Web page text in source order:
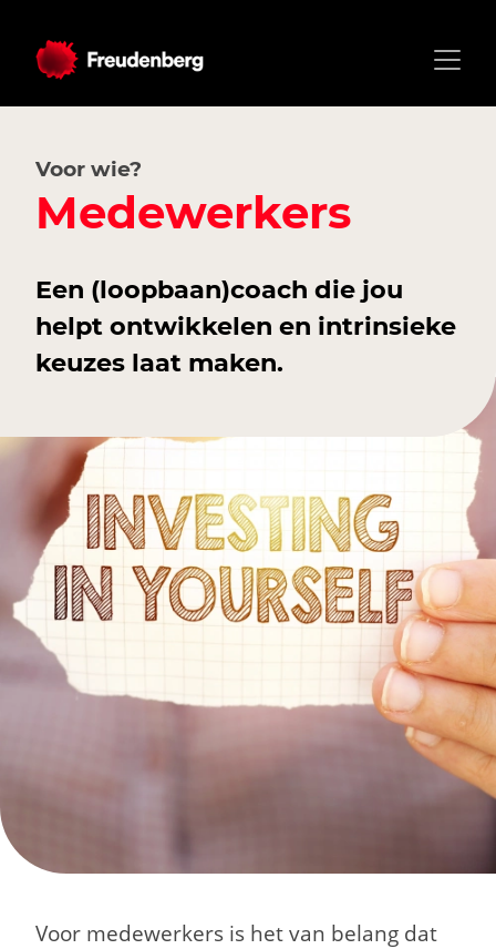
Voor wie?
Medewerkers
Een (loopbaan)coach die jou
helpt ontwikkelen en intrinsieke
keuzes laat maken.
Voor medewerkers is het van belang dat